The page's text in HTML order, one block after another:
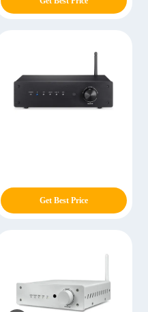
Get Best Price